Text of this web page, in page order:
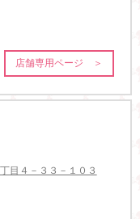
店舗専用ページ ＞
目４－３３－１０３